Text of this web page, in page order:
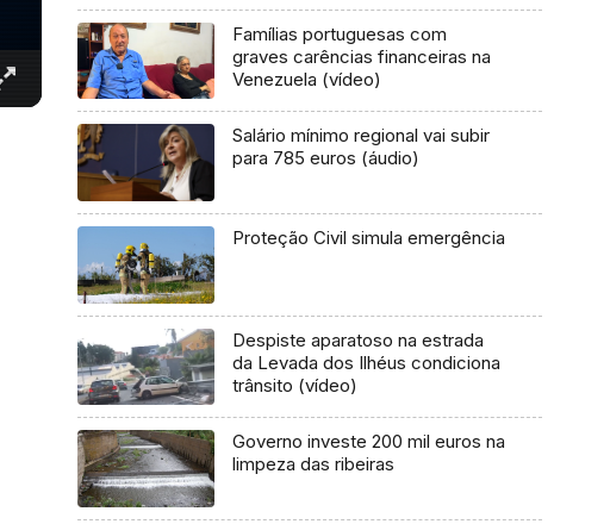
Famílias portuguesas com
graves carências financeiras na
Venezuela (vídeo)
Salário mínimo regional vai subir
para 785 euros (áudio)
Proteção Civil simula emergência
Despiste aparatoso na estrada
da Levada dos Ilhéus condiciona
trânsito (vídeo)
Governo investe 200 mil euros na
limpeza das ribeiras